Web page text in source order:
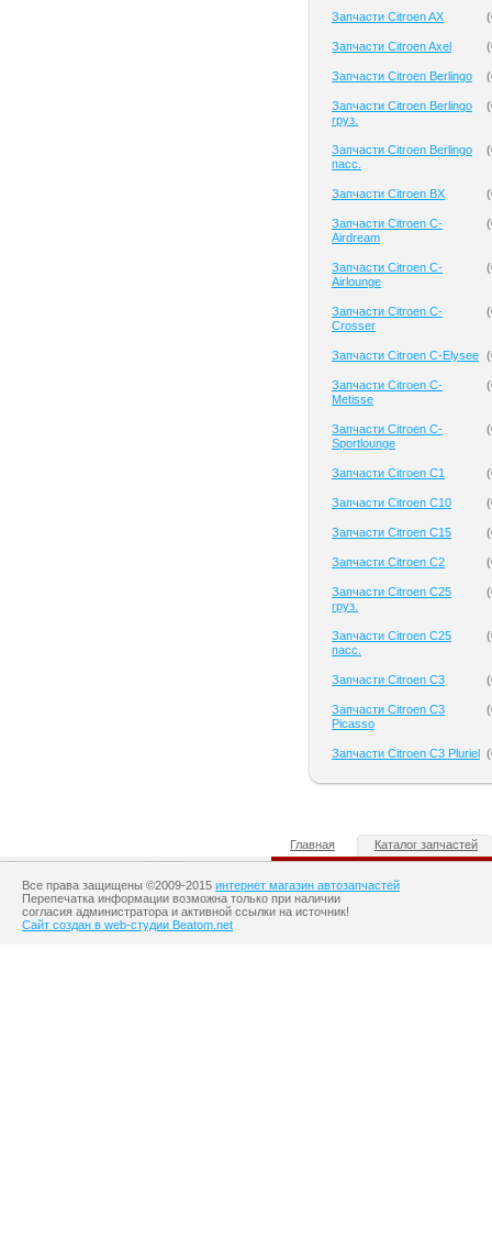
Запчасти Citroen AX (
Запчасти Citroen Axel (
Запчасти Citroen Berlingo (
Запчасти Citroen Berlingo
груз.
(
Запчасти Citroen Berlingo
пасс.
(
Запчасти Citroen BX (
Запчасти Citroen C-
Airdream
(
Запчасти Citroen C-
Airlounge
(
Запчасти Citroen C-
Crosser
(
Запчасти Citroen C-Elysee (
Запчасти Citroen C-
Metisse
(
Запчасти Citroen C-
Sportlounge
(
Запчасти Citroen C1 (
Запчасти Citroen C10 (
Запчасти Citroen C15 (
Запчасти Citroen C2 (
Запчасти Citroen C25
груз.
(
Запчасти Citroen C25
пасс.
(
Запчасти Citroen C3 (
Запчасти Citroen C3
Picasso
(
Запчасти Citroen C3 Pluriel (
Главная Каталог запчастей
Все права защищены ©2009-2015 интернет магазин автозапчастей
Перепечатка информации возможна только при наличии
согласия администратора и активной ссылки на источник!
Сайт создан в web-студии Beatom.net